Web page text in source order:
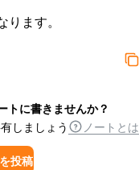
ます。
トに書きませんか？
しましょう
ノートとは
投稿